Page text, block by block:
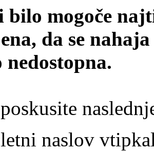
bilo mogoče
da se
naslov